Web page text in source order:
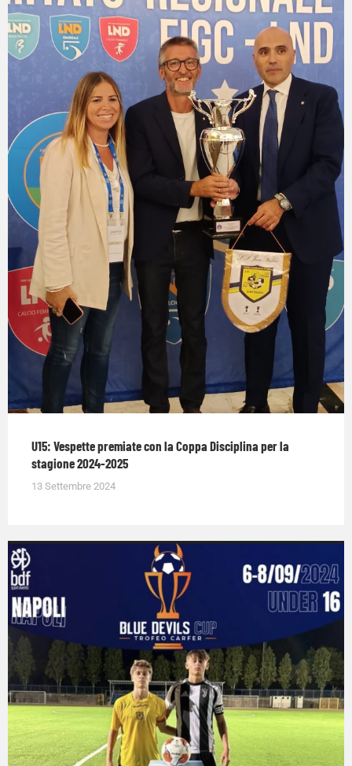
U15: Vespette premiate con la Coppa Disciplina per la
stagione 2024-2025
13 Settembre 2024